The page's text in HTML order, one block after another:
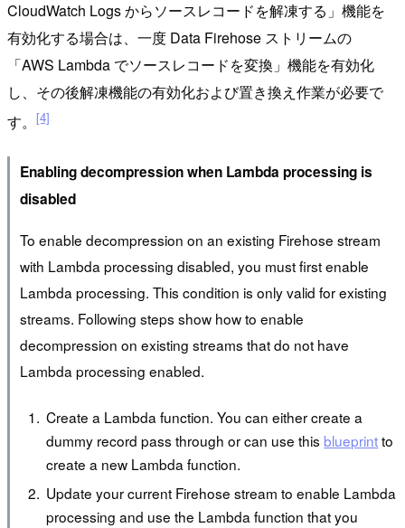
CloudWatch Logs からソースレコードを解凍する」機能を
有効化する場合は、一度 Data Firehose ストリームの
「AWS Lambda でソースレコードを変換」機能を有効化
し、その後解凍機能の有効化および置き換え作業が必要で
す。
[4]
Enabling decompression when Lambda processing is
disabled
To enable decompression on an existing Firehose stream
with Lambda processing disabled, you must first enable
Lambda processing. This condition is only valid for existing
streams. Following steps show how to enable
decompression on existing streams that do not have
Lambda processing enabled.
Create a Lambda function. You can either create a
dummy record pass through or can use this blueprintto
create a new Lambda function.
Update your current Firehose stream to enable Lambda
processing and use the Lambda function that you